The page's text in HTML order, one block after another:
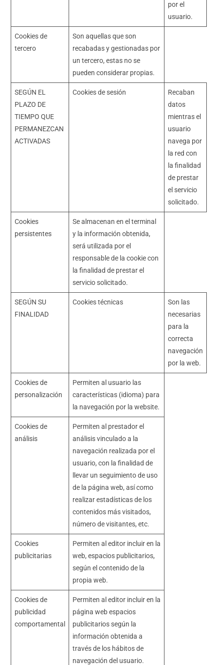
por el
usuario.
Cookies de
tercero
Son aquellas que son
recabadas y gestionadas por
un tercero, estas no se
pueden considerar propias.
SEGÚN EL
PLAZO DE
TIEMPO QUE
PERMANEZCAN
ACTIVADAS
Cookies de sesión
Recaban
datos
mientras el
usuario
navega por
la red con
la finalidad
de prestar
el servicio
solicitado.
Cookies
persistentes
Se almacenan en el terminal
y la información obtenida,
será utilizada por el
responsable de la cookie con
la finalidad de prestar el
servicio solicitado.
SEGÚN SU
FINALIDAD
Cookies técnicas
Son las
necesarias
para la
correcta
navegación
por la web.
Cookies de
personalización
Permiten al usuario las
características (idioma) para
la navegación por la website.
Cookies de
análisis
Permiten al prestador el
análisis vinculado a la
navegación realizada por el
usuario, con la finalidad de
llevar un seguimiento de uso
de la página web, así como
realizar estadísticas de los
contenidos más visitados,
número de visitantes, etc.
Cookies
publicitarias
Permiten al editor incluir en la
web, espacios publicitarios,
según el contenido de la
propia web.
Cookies de
publicidad
comportamental
Permiten al editor incluir en la
página web espacios
publicitarios según la
información obtenida a
través de los hábitos de
navegación del usuario.